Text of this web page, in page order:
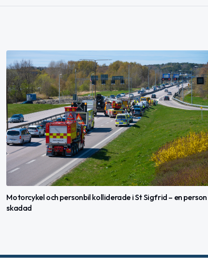
Motorcykel och personbil kolliderade i St Sigfrid – en person
skadad